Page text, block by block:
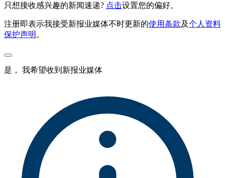
只想接收感兴趣的新闻速递? 点击设置您的偏好。
注册即表示我接受新报业媒体不时更新的使用条款及个人资料
保护声明 。
是， 我希望收到新报业媒体